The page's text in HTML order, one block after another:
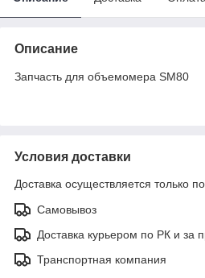
Описание
Запчасть для объемомера SM80
Условия доставки
Доставка осуществляется только
Самовывоз
Доставка курьером по РК и за
Транспортная компания